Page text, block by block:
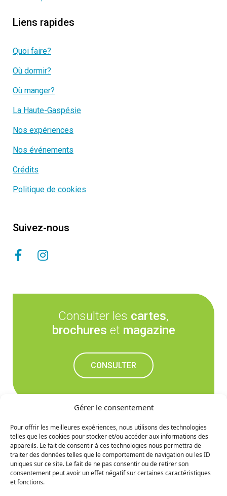
Gérer le consentement
Pour offrir les meilleures expériences, nous utilisons des technologies
telles que les cookies pour stocker et/ou accéder aux informations des
appareils. Le fait de consentir à ces technologies nous permettra de
traiter des données telles que le comportement de navigation ou les ID
uniques sur ce site. Le fait de ne pas consentir ou de retirer son
consentement peut avoir un effet négatif sur certaines caractéristiques
et fonctions.
Liens rapides
Quoi faire?
Où dormir?
Où manger?
La Haute-Gaspésie
Nos expériences
Nos événements
Crédits
Politique de cookies
Suivez-nous
Consulter les cartes,
brochures et magazine
CONSULTER
Ne manquez rien des
prochaines nouvelles